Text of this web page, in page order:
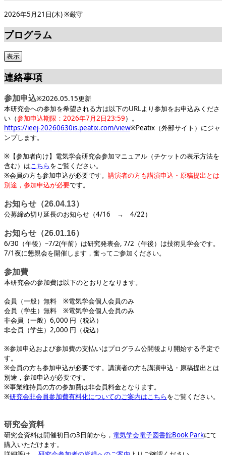
2026年5月21日(木) ※厳守
プログラム
連絡事項
参加申込※2026.05.15更新
本研究会への参加を希望される方は以下のURLより参加をお申込みくださ
い（参加申込期限：2026年7月2日23:59）。
https://ieej-20260630is.peatix.com/view※Peatix（外部サイト）にジャ
ンプします。
※【参加者向け】電気学会研究会参加マニュアル（チケットの表示方法を
含む）はこちらをご覧ください。
※会員の方も参加申込が必要です。 講演者の方も講演申込・原稿提出とは
別途，参加申込が必要です。
お知らせ（26.04.13）
公募締め切り延長のお知らせ（4/16 → 4/22）
お知らせ（26.01.16）
6/30（午後）−7/2(午前）は研究発表会, 7/2（午後）は技術見学会です。
7/1夜に懇親会を開催します，奮ってご参加ください。
参加費
本研究会の参加費は以下のとおりとなります。
会員（一般）無料 ※電気学会個人会員のみ
会員（学生）無料 ※電気学会個人会員のみ
非会員（一般）6,000 円（税込）
非会員（学生）2,000 円（税込）
※参加申込および参加費の支払いはプログラム公開後より開始する予定で
す。
※会員の方も参加申込が必要です。講演者の方も講演申込・原稿提出とは
別途，参加申込が必要です。
※事業維持員の方の参加費は非会員料金となります。
※研究会非会員参加費有料化についてのご案内はこちらをご覧ください。
研究会資料
研究会資料は開催初日の3日前から， 電気学会電子図書館Book Parkにて
購入いただけます。